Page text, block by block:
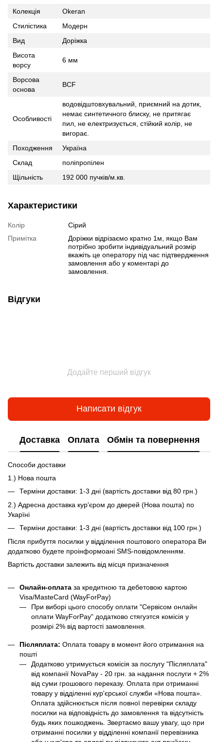
Колекція
Okeran
Cтилістика
Модерн
Вид
Доріжка
Висота
ворсу
6 мм
Ворсова
основа
BCF
Особливості
водовідштовхувальний, приємний на дотик,
немає синтетичного блиску, не притягає
пил, не електризується, стійкий колір, не
вигорає.
Походження
Україна
Склад
поліпропілен
Щільність
192 000 пучків/м.кв.
Характеристики
Колір
Сірий
Примітка
Доріжки відрізаємо кратно 1м, якщо Вам
потрібно зробити індивідуальний розмір
вкажіть це оператору під час підтвердження
замовлення або у коментарі до
замовлення.
Відгуки
Додайте перший відгук
Написати відгук
Доставка Оплата Обмін та повернення
Способи доставки
1.) Нова пошта
Терміни доставки: 1-3 дні (вартість доставки від 80 грн.)
2.) Адресна доставка кур'єром до дверей (Нова пошта) по
Укарїні
Терміни доставки: 1-3 дні (вартість доставки від 100 грн.)
Після прибуття посилки у відділення поштового оператора Ви
додатково будете проінформоані SMS-повідомленням.
Вартість доставки залежить від місця призначення
Онлайн-оплата за кредитною та дебетовою картою
Visa/MasteCard (WayForPay)
При виборі цього способу оплати "Сервісом онлайн
оплати WayForPay" додатково стягуэтся комісія у
розмірі 2% від вартості замовлення.
Післяплата: Оплата товару в момент його отримання на
пошті
Додатково утримується комісія за послугу "Післяплата"
від компанії NovaPay - 20 грн. за надання послуги + 2%
від суми грошового переказу. Оплата при отриманні
товару у відділенні кур'єрської служби «Нова пошта».
Оплата здійснюється після повної перевірки складу
посилки на відповідність до замовлення та відсутність
будь яких пошкоджень. Звертаємо вашу увагу, що при
отриманні посилки у відділенні компанії перевізника